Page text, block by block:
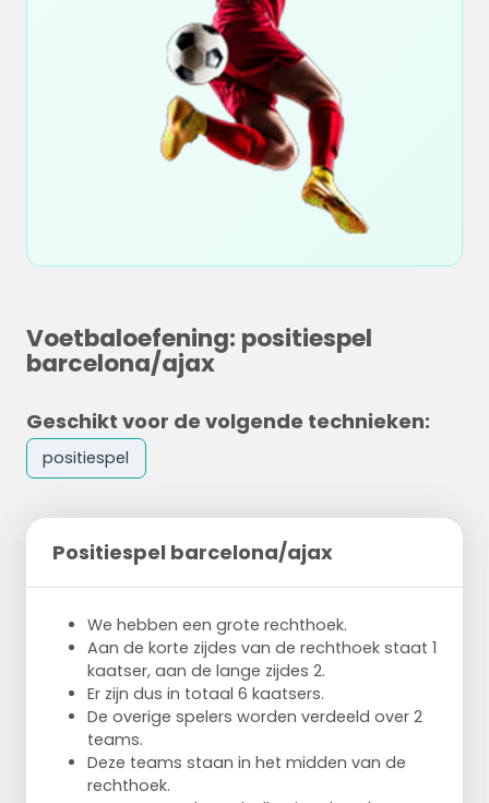
Voetbaloefening: positiespel
barcelona/ajax
Geschikt voor de volgende technieken:
positiespel
Positiespel barcelona/ajax
We hebben een grote rechthoek.
Aan de korte zijdes van de rechthoek staat 1
kaatser, aan de lange zijdes 2.
Er zijn dus in totaal 6 kaatsers.
De overige spelers worden verdeeld over 2
teams.
Deze teams staan in het midden van de
rechthoek.